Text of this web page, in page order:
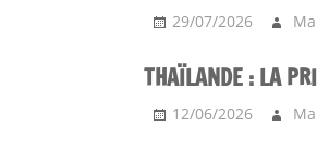
29/07/2026
THAÏLANDE : LA
12/06/2026